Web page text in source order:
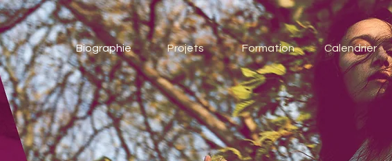
Biographie Projets Formation Calendrier